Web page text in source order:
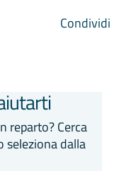
Condividi
reparto? Cerca
seleziona dalla